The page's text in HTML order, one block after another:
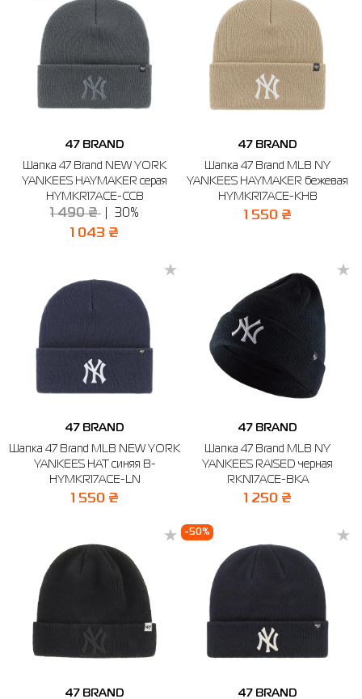
47 BRAND
Шапка 47 Brand NEW YORK
YANKEES HAYMAKER серая
HYMKR17ACE-CCB
1 490 ₴ 30%
1 043 ₴
47 BRAND
Шапка 47 Brand MLB NY
YANKEES HAYMAKER бежевая
HYMKR17ACE-KHB
1 550 ₴
47 BRAND
Шапка 47 Brand MLB NEW YORK
YANKEES HAT синяя B-
HYMKR17ACE-LN
1 550 ₴
47 BRAND
Шапка 47 Brand MLB NY
YANKEES RAISED черная
RKN17ACE-BKA
1 250 ₴
47 BRAND
-50%
47 BRAND